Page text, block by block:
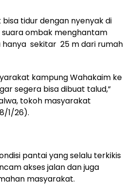
bisa tidur dengan nyenyak di
ombak menghantam
hanya sekitar 25 m dari rumah
kampung Wahakaim ke
segera bisa dibuat talud,”
tokoh masyarakat
1/26).
pantai yang selalu terkikis
akses jalan dan juga
masyarakat.